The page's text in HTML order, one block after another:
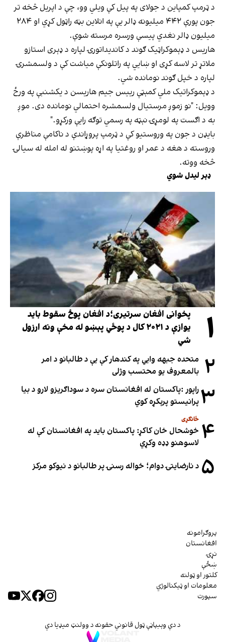
د ټرمپ کمپاین د جولای په پیل کې ویلي وو، چې د اپریل څخه تر
جون پورې ۴۴۲ میلیونه ډالر یې په انلاین بڼه راټول کړي او ۲۸۴
میلیون ډالر نغدي پیسې ورسره مرسته شوې.
هاریس د ډېموکراټیک ګوند د کاندیداتورۍ لپاره د ډېری استازو
ملاتړ تر لاسه کړی او ښايي په راتلونکې میاشت کې د ولسمشرۍ
لپاره د خپل ګوند نومانده شي.
د ډېموکراتیک ملي کمېټې رییس جیم هاریسن د یکشنبې په ورځ
وویل: "نو زموږ مرستیال ولسمشره احتمالي نومانده دی. موږ
به د اګست په لومړۍ نېټه په رسمي توګه رایې ورکړو."
بایډن د جون په وروستیو کې د ټرمپ پروړاندې د ناکامې مناظرې
وروسته د هغه د عمر او روغتیا په اړه پوښتنو له امله له سیالۍ
څخه ووته.
ډېر لیدل شوي
۱
پخوانی افغان سرتیری؛د افغان پوځ سقوط باید
یوازې د ۲۰۲۱ کال د پوځي پېښو له مخې ونه ارزول
شي
۲ متحده جبهه وايي په کندهار کې یې د طالبانو د امر
بالمعروف یو محتسب وژلی
۳راپور :پاکستان له افغانستان سره د سوداګریزو لارو د بیا
پرانیستو پرېکړه کوي
۴ ځانګړی
خوشحال خان کاکړ: پاکستان بايد په افغانستان کې له
لاسوهنو ډډه وکړي
۵ د نارضایتۍ دوام؛ خواله رسنۍ پر طالبانو د نیوکو مرکز
پروګرامونه
افغانستان
نړۍ
ښځې
کلتور او ټولنه
معلومات او ټېکنالوژي
سپورت
د دې وېبپاڼې ټول قانوني حقونه د وولنټ میډیا دي